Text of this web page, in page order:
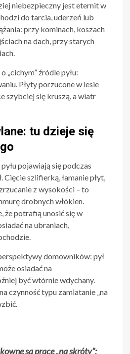
niebezpieczny jest eternit w
do tarcia, uderzeń lub
przy kominach, koszach
na dach, przy starych
„cichym” źródle pyłu:
Płyty porzucone w lesie
szybciej się kruszą, a wiatr
tu dzieje się
pojawiają się podczas
Cięcie szlifierką, łamanie płyt,
z wysokości – to
drobnych włókien.
że potrafią unosić się w
na ubraniach,
domowników: pył
osiadać na
być wtórnie wdychany.
czynność typu zamiatanie „na
są prace „na skróty”: